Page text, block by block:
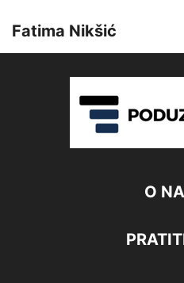
Fatima Nikšić
O